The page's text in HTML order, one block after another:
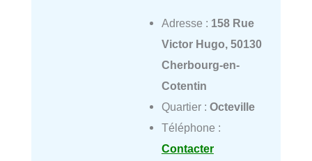
Adresse : 158 Rue
Victor Hugo, 50130
Cherbourg-en-
Cotentin
Quartier : Octeville
Téléphone :
Contacter